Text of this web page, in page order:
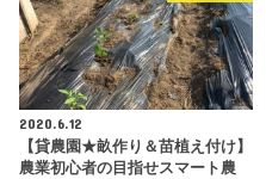
2020.6.12
【貸農園★畝作り＆苗植え付け】
農業初心者の目指せスマート農